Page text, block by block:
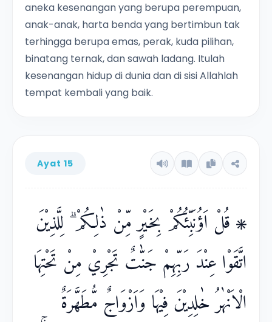
aneka kesenangan yang berupa perempuan,
anak-anak, harta benda yang bertimbun tak
terhingga berupa emas, perak, kuda pilihan,
binatang ternak, dan sawah ladang. Itulah
kesenangan hidup di dunia dan di sisi Allahlah
tempat kembali yang baik.
Ayat 15
۞ قُلْ اَؤُنَبِّئُكُمْ بِخَيْرٍ مِّنْ ذٰلِكُمْ ۗ لِلَّذِيْنَ
اتَّقَوْا عِنْدَ رَبِّهِمْ جَنّٰتٌ تَجْرِيْ مِنْ تَحْتِهَا
الْاَنْهٰرُ خٰلِدِيْنَ فِيْهَا وَاَزْوَاجٌ مُّطَهَّرَةٌ